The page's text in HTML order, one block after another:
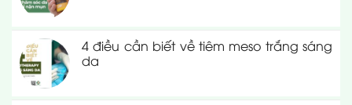
4 điều cần biết về tiêm meso trắng sáng
da